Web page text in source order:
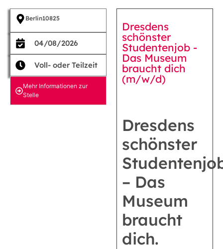
Berlin10825
04/08/2026
Voll- oder Teilzeit
Mehr Informationen zur
Stelle
Dresdens
schönster
Studentenjob -
Das Museum
braucht dich
(m/w/d)
Dresdens
schönster
– Das
Museum
braucht
dich.